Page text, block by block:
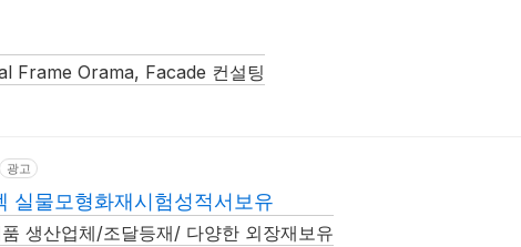
Frame Orama, Facade 컨설팅
광고
실물모형화재시험성적서보유
생산업체/조달등재/ 다양한 외장재보유